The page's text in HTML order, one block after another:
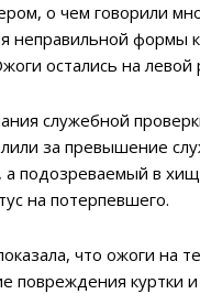
о чем говорили
неправильной формы
остались на левой
служебной
за превышение
а подозреваемый в
на потерпевшего.
что ожоги на
повреждения куртки